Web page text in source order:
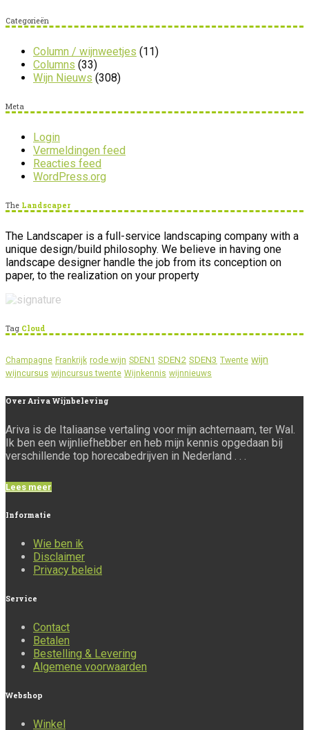
Categorieën
Column / wijnweetjes (11)
Columns (33)
Wijn Nieuws (308)
Meta
Login
Vermeldingen feed
Reacties feed
WordPress.org
The Landscaper
The Landscaper is a full-service landscaping company with a
unique design/build philosophy. We believe in having one
landscape designer handle the job from its conception on
paper, to the realization on your property
Tag Cloud
Champagne Frankrijk rode wijn SDEN1 SDEN2 SDEN3 Twente wijn
wijncursus wijncursus twente Wijnkennis wijnnieuws
Over Ariva Wijnbeleving
Ariva is de Italiaanse vertaling voor mijn achternaam, ter Wal.
Ik ben een wijnliefhebber en heb mijn kennis opgedaan bij
verschillende top horecabedrijven in Nederland . . .
Lees meer
Informatie
Wie ben ik
Disclaimer
Privacy beleid
Service
Contact
Betalen
Bestelling & Levering
Algemene voorwaarden
Webshop
Winkel